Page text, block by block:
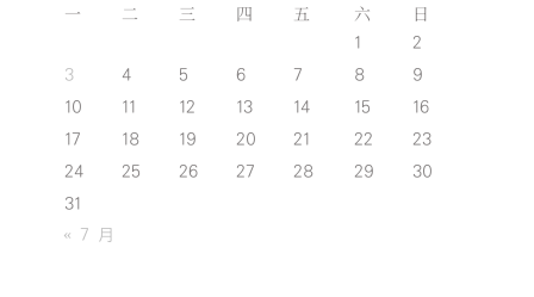
一 二 三 四 五 六 日
1
2
3
4 5 6 7 8
9
10
11 12 13 14 15
16
17
18 19 20 21 22
23
24
25 26 27 28 29
30
31
« 7 月